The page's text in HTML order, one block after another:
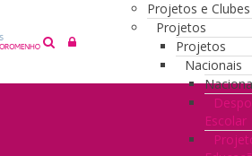
Projetos e Clubes
Projetos
Projetos
Nacionais
Escolar